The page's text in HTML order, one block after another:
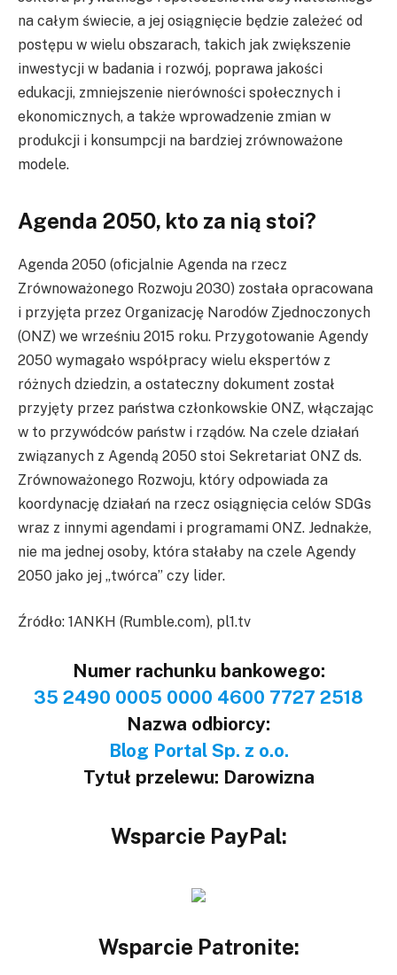
na całym świecie, a jej osiągnięcie będzie zależeć od
postępu w wielu obszarach, takich jak zwiększenie
inwestycji w badania i rozwój, poprawa jakości
edukacji, zmniejszenie nierówności społecznych i
ekonomicznych, a także wprowadzenie zmian w
produkcji i konsumpcji na bardziej zrównoważone
modele.
Agenda 2050, kto za nią stoi?
Agenda 2050 (oficjalnie Agenda na rzecz
Zrównoważonego Rozwoju 2030) została opracowana
i przyjęta przez Organizację Narodów Zjednoczonych
(ONZ) we wrześniu 2015 roku. Przygotowanie Agendy
2050 wymagało współpracy wielu ekspertów z
różnych dziedzin, a ostateczny dokument został
przyjęty przez państwa członkowskie ONZ, włączając
w to przywódców państw i rządów. Na czele działań
związanych z Agendą 2050 stoi Sekretariat ONZ ds.
Zrównoważonego Rozwoju, który odpowiada za
koordynację działań na rzecz osiągnięcia celów SDGs
wraz z innymi agendami i programami ONZ. Jednakże,
nie ma jednej osoby, która stałaby na czele Agendy
2050 jako jej „twórca” czy lider.
Źródło: 1ANKH (Rumble.com), pl1.tv
Numer rachunku bankowego:
35 2490 0005 0000 4600 7727 2518
Nazwa odbiorcy:
Blog Portal Sp. z o.o.
Tytuł przelewu: Darowizna
Wsparcie PayPal:
Wsparcie Patronite: